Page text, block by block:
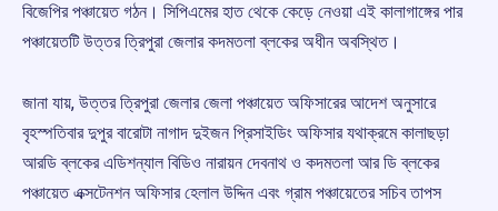
বিজেপির পঞ্চায়েত গঠন। সিপিএমের হাত থেকে কেড়ে নেওয়া এই কালাগাঙ্গের পার
পঞ্চায়েতটি উত্তর ত্রিপুরা জেলার কদমতলা ব্লকের অধীন অবস্থিত।
জানা যায়, উত্তর ত্রিপুরা জেলার জেলা পঞ্চায়েত অফিসারের আদেশ অনুসারে
বৃহস্পতিবার দুপুর বারোটা নাগাদ দুইজন প্রিসাইডিং অফিসার যথাক্রমে কালাছড়া
আরডি ব্লকের এডিশন্যাল বিডিও নারায়ন দেবনাথ ও কদমতলা আর ডি ব্লকের
পঞ্চায়েত এক্সটেনশন অফিসার হেলাল উদ্দিন এবং গ্রাম পঞ্চায়েতের সচিব তাপস